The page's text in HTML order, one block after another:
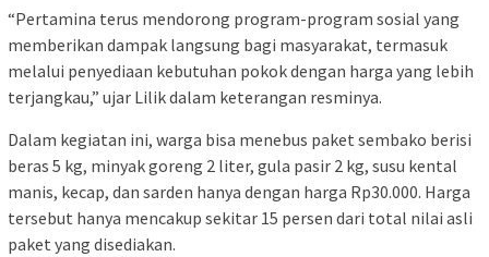
“Pertamina terus mendorong program-program sosial yang
memberikan dampak langsung bagi masyarakat, termasuk
melalui penyediaan kebutuhan pokok dengan harga yang lebih
terjangkau,” ujar Lilik dalam keterangan resminya.
Dalam kegiatan ini, warga bisa menebus paket sembako berisi
beras 5 kg, minyak goreng 2 liter, gula pasir 2 kg, susu kental
manis, kecap, dan sarden hanya dengan harga Rp30.000. Harga
tersebut hanya mencakup sekitar 15 persen dari total nilai asli
paket yang disediakan.